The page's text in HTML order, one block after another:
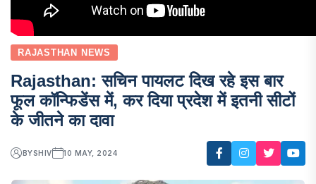
RAJASTHAN NEWS
Rajasthan: सचिन पायलट दिख रहे इस बार
फूल कॉन्फिडेंस में, कर दिया प्रदेश में इतनी सीटों
के जीतने का दावा
BYSHIV 10 MAY, 2024